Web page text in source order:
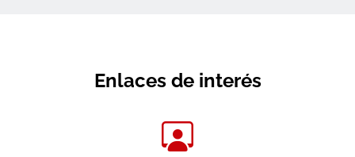
Enlaces de interés